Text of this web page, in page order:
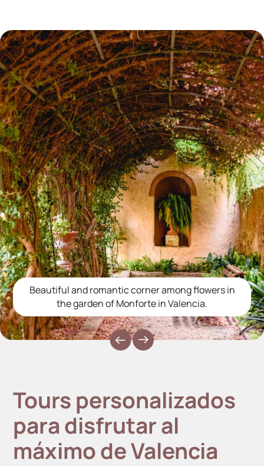
corner among flowers in
of Monforte in Valencia.
Street
food
Tours personalizados
para disfrutar al
máximo de Valencia